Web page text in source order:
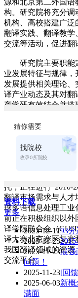
构。研究院将充分调
机构、高校搭建广泛
翻译实践、翻译教学
交流等活动，促进翻
研究院主要职能定
业发展特征与规律
发展提供相关理论、
译产业动态及其对翻
产学研有效结合并搭
自成立以来，研究
Laet先生、国内知
合会（CUITI）主席
托，正在进行“2010-
翻译市场需求与人才
球多语信息处理工业
前正在积极组织以外
译学院联合会（
译大赛北京赛区复赛
我国翻译领域的资源
交流平台
资料下载
更多
2025-12-1193
2025-11-23
2025-11-23最强
问题！
2025-11-23[回
2025-06-03新概
满面